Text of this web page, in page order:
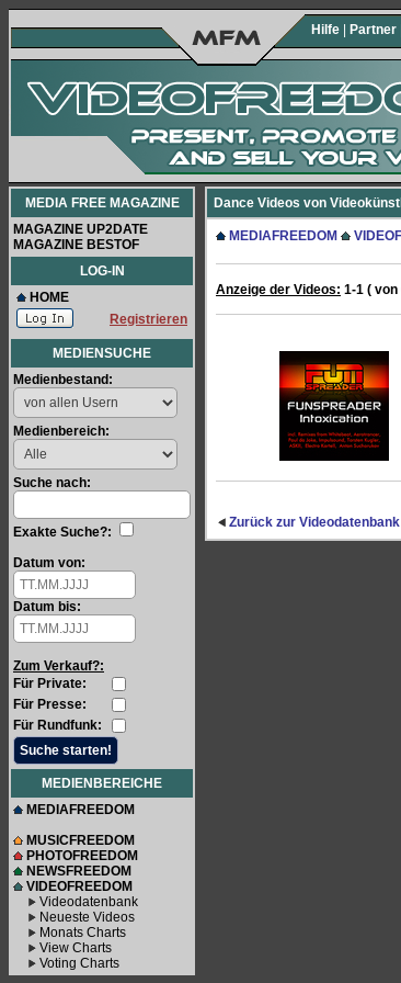
Hilfe Partner
MEDIA FREE MAGAZINE
MAGAZINE UP2DATE
MAGAZINE BESTOF
LOG-IN
HOME
Registrieren
MEDIENSUCHE
Medienbestand:
Medienbereich:
Suche nach:
Exakte Suche?:
Datum von:
Datum bis:
Zum Verkauf?:
Für Private:
Für Presse:
Für Rundfunk:
MEDIENBEREICHE
MEDIAFREEDOM
MUSICFREEDOM
PHOTOFREEDOM
NEWSFREEDOM
VIDEOFREEDOM
Videodatenbank
Neueste Videos
Monats Charts
View Charts
Voting Charts
Dance Videos von
MEDIAFREEDOM
Anzeige der Videos: 1-1 (
Zurück zur Videodatenbank